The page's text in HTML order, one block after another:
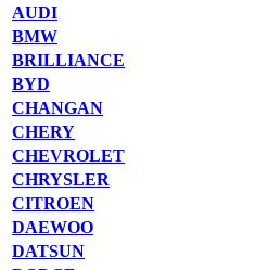
AUDI
BMW
BRILLIANCE
BYD
CHANGAN
CHERY
CHEVROLET
CHRYSLER
CITROEN
DAEWOO
DATSUN